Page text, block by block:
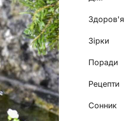
Здоров'я
Зірки
Поради
Рецепти
Сонник